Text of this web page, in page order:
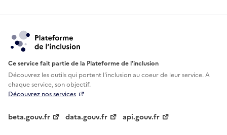
Ce service fait partie de la Plateforme de l’inclusion
Découvrez les outils qui portent l'inclusion aucoeur de leur service. A
chaque service, son objectif.
Découvrez nos services
beta.gouv.fr data.gouv.fr api.gouv.fr